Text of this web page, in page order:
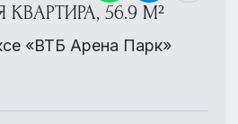
56.9 М²
«ВТБ Арена Парк»